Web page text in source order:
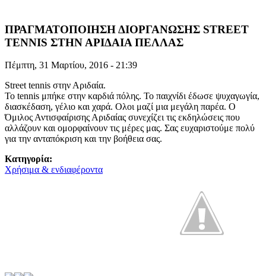
ΠΡΑΓΜΑΤΟΠΟΙΗΣΗ ΔΙΟΡΓΑΝΩΣΗΣ STREET
TENNIS ΣΤΗΝ ΑΡΙΔΑΙΑ ΠΕΛΛΑΣ
Πέμπτη, 31 Μαρτίου, 2016 - 21:39
Street tennis στην Αριδαία.
Το tennis μπήκε στην καρδιά πόλης. Το παιχνίδι έδωσε ψυχαγωγία,
διασκέδαση, γέλιο και χαρά. Ολοι μαζί μια μεγάλη παρέα. Ο
Όμιλος Αντισφαίρισης Αριδαίας συνεχίζει τις εκδηλώσεις που
αλλάζουν και ομορφαίνουν τις μέρες μας. Σας ευχαριστούμε πολύ
για την ανταπόκριση και την βοήθεια σας.
Κατηγορία:
Χρήσιμα & ενδιαφέροντα